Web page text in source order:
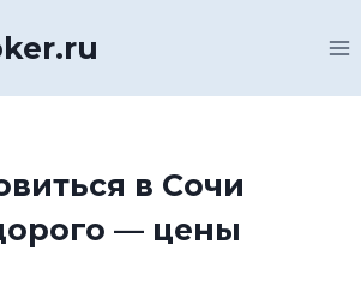
в Сочи
— цены